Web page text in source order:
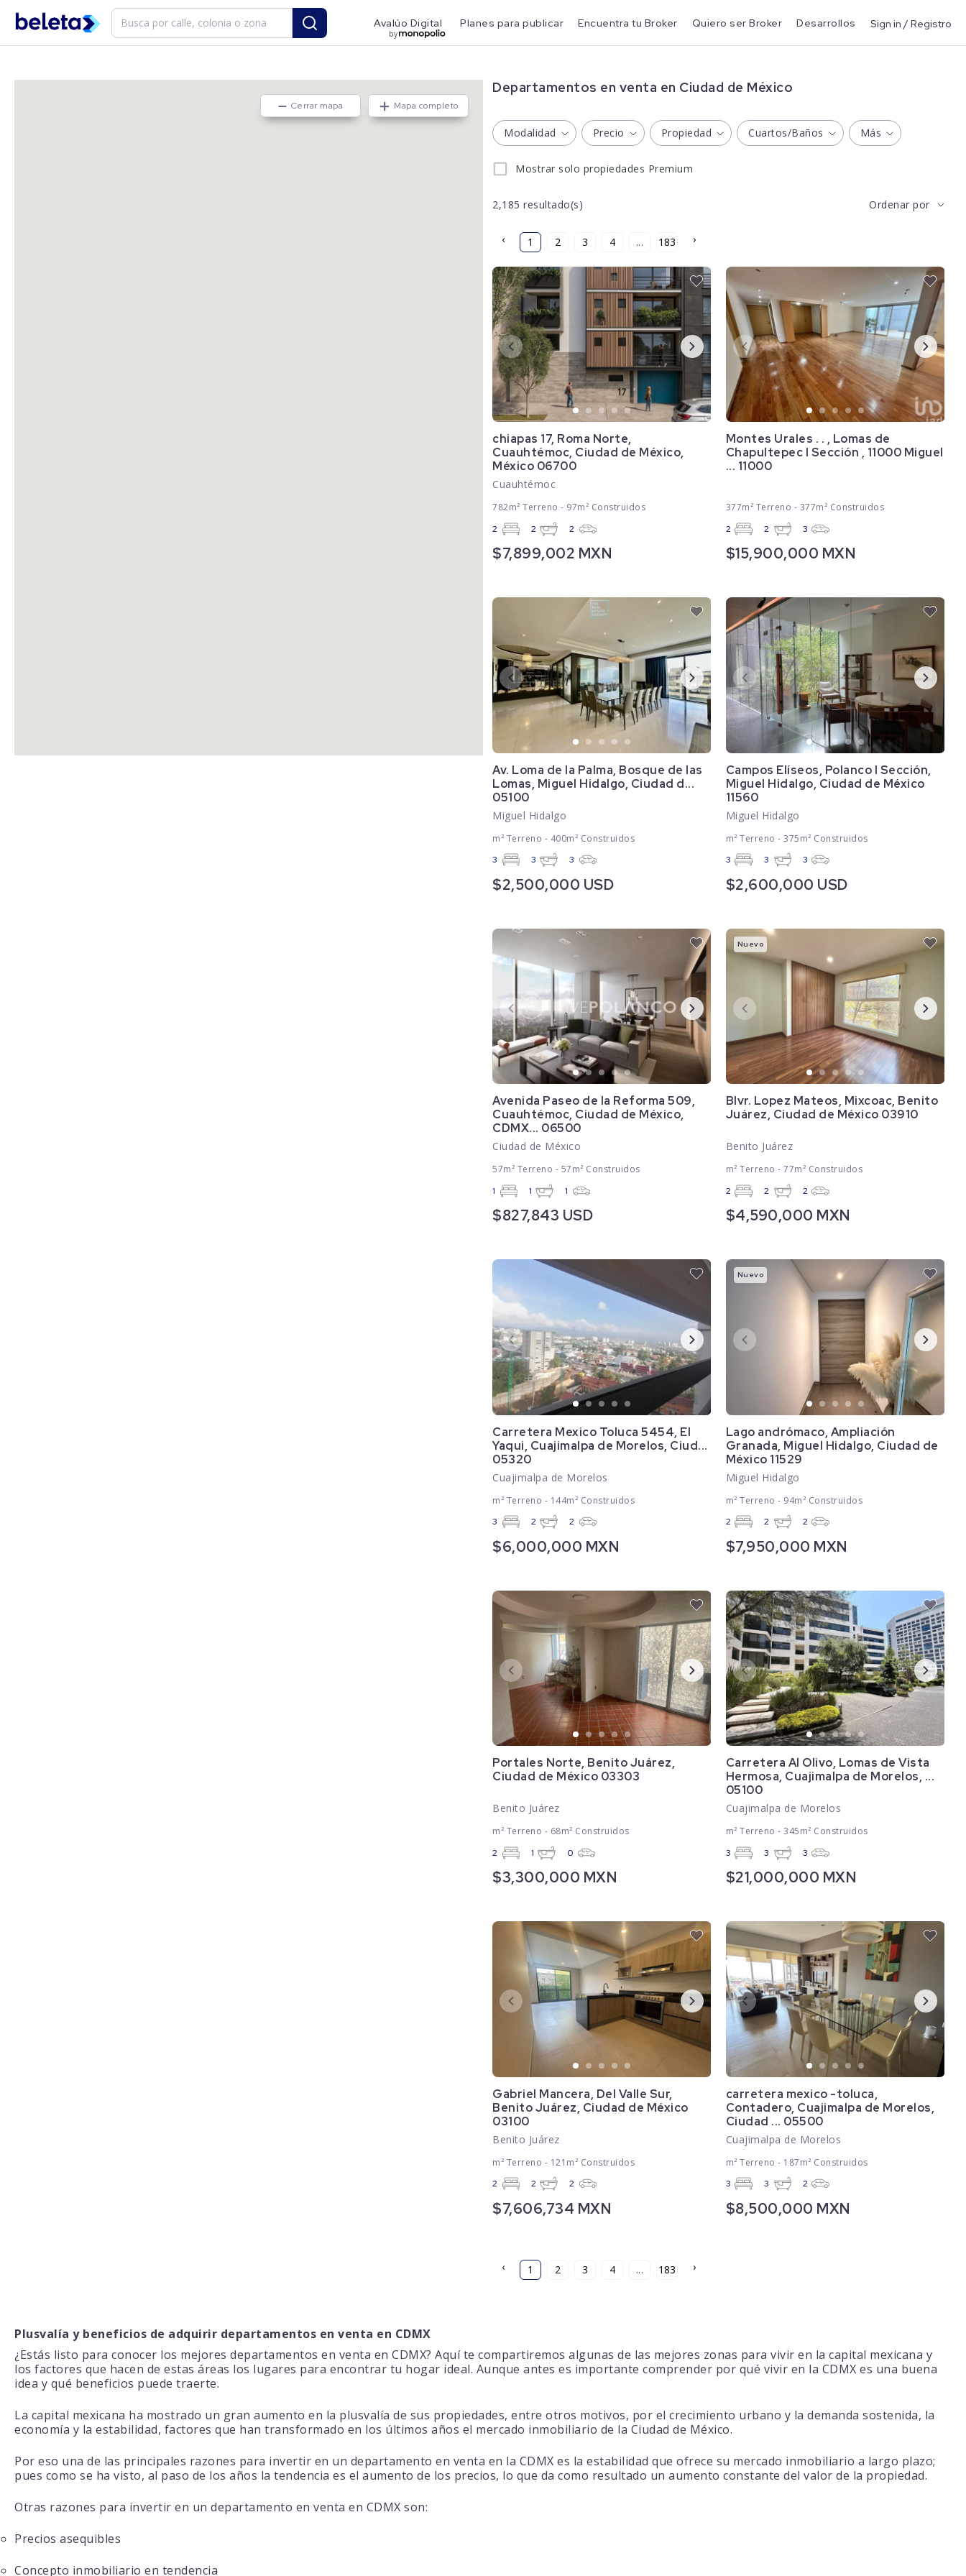
Avalúo Digital
by
Planes para publicar Encuentra tu Broker Quiero ser Broker Desarrollos Sign in / Registro
Cerrar mapa Mapa completo
Departamentos en venta en Ciudad de México
Modalidad Precio Propiedad Cuartos/Baños Más
Mostrar solo propiedades Premium
2,185 resultado(s) Ordenar por
‹ 1 2 3 4 ... 183 ›
chiapas 17, Roma Norte,
Cuauhtémoc, Ciudad de México,
México 06700
Cuauhtémoc
782m² Terreno - 97m² Construidos
2 2 2
$7,899,002 MXN
Montes Urales . . , Lomas de
Chapultepec I Sección , 11000 Miguel
... 11000
377m² Terreno - 377m² Construidos
2 2 3
$15,900,000 MXN
Av. Loma de la Palma, Bosque de las
Lomas, Miguel Hidalgo, Ciudad d...
05100
Miguel Hidalgo
m² Terreno - 400m² Construidos
3 3 3
$2,500,000 USD
Campos Elíseos, Polanco I Sección,
Miguel Hidalgo, Ciudad de México
11560
Miguel Hidalgo
m² Terreno - 375m² Construidos
3 3 3
$2,600,000 USD
Avenida Paseo de la Reforma 509,
Cuauhtémoc, Ciudad de México,
CDMX... 06500
Ciudad de México
57m² Terreno - 57m² Construidos
1 1 1
$827,843 USD
Blvr. Lopez Mateos, Mixcoac, Benito
Juárez, Ciudad de México 03910
Benito Juárez
m² Terreno - 77m² Construidos
2 2 2
$4,590,000 MXN
Nuevo
Carretera Mexico Toluca 5454, El
Yaqui, Cuajimalpa de Morelos, Ciud...
05320
Cuajimalpa de Morelos
m² Terreno - 144m² Construidos
3 2 2
$6,000,000 MXN
Lago andrómaco, Ampliación
Granada, Miguel Hidalgo, Ciudad de
México 11529
Miguel Hidalgo
m² Terreno - 94m² Construidos
2 2 2
$7,950,000 MXN
Nuevo
Portales Norte, Benito Juárez,
Ciudad de México 03303
Benito Juárez
m² Terreno - 68m² Construidos
2 1 0
$3,300,000 MXN
Carretera Al Olivo, Lomas de Vista
Hermosa, Cuajimalpa de Morelos, ...
05100
Cuajimalpa de Morelos
m² Terreno - 345m² Construidos
3 3 3
$21,000,000 MXN
Gabriel Mancera, Del Valle Sur,
Benito Juárez, Ciudad de México
03100
Benito Juárez
m² Terreno - 121m² Construidos
2 2 2
$7,606,734 MXN
carretera mexico -toluca,
Contadero, Cuajimalpa de Morelos,
Ciudad ... 05500
Cuajimalpa de Morelos
m² Terreno - 187m² Construidos
3 3 2
$8,500,000 MXN
‹ 1 2 3 4 ... 183 ›
Plusvalía y beneficios de adquirir departamentos en venta en CDMX
¿Estás listo para conocer los mejores departamentos en venta en CDMX? Aquí te compartiremos algunas de las mejores zonas para vivir en la capital mexicana y
los factores que hacen de estas áreas los lugares para encontrar tu hogar ideal. Aunque antes es importante comprender por qué vivir en la CDMX es una buena
idea y qué beneficios puede traerte.
La capital mexicana ha mostrado un gran aumento en la plusvalía de sus propiedades, entre otros motivos, por el crecimiento urbano y la demanda sostenida, la
economía y la estabilidad, factores que han transformado en los últimos años el mercado inmobiliario de la Ciudad de México.
Por eso una de las principales razones para invertir en un departamento en venta en la CDMX es la estabilidad que ofrece su mercado inmobiliario a largo plazo;
pues como se ha visto, al paso de los años la tendencia es el aumento de los precios, lo que da como resultado un aumento constante del valor de la propiedad.
Otras razones para invertir en un departamento en venta en CDMX son:
Precios asequibles
Concepto inmobiliario en tendencia